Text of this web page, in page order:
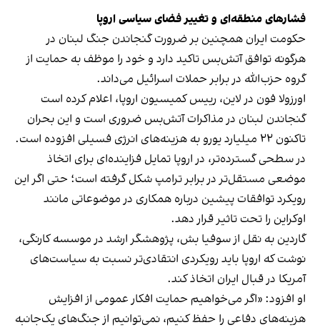
فشارهای منطقه‌ای و تغییر فضای سیاسی اروپا
حکومت ایران همچنین بر ضرورت گنجاندن جنگ لبنان در
هرگونه توافق آتش‌بس تاکید دارد و خود را موظف به حمایت از
گروه حزب‌الله در برابر حملات اسرائیل می‌داند.
اورزولا فون در لاین، رییس کمیسیون اروپا، اعلام کرده است
گنجاندن لبنان در مذاکرات آتش‌بس ضروری است و این بحران
تاکنون ۲۲ میلیارد یورو به هزینه‌های انرژی فسیلی افزوده است.
در سطحی گسترده‌تر، در اروپا تمایل فزاینده‌ای برای اتخاذ
موضعی مستقل‌تر در برابر ترامپ شکل گرفته است؛ حتی اگر این
رویکرد توافقات پیشین درباره همکاری در موضوعاتی مانند
اوکراین را تحت تاثیر قرار دهد.
گاردین به نقل از سوفیا بش، پژوهشگر ارشد در موسسه کارنگی،
نوشت که اروپا باید رویکردی انتقادی‌تر نسبت به سیاست‌های
آمریکا در قبال ایران اتخاذ کند.
او افزود: «اگر می‌خواهیم حمایت افکار عمومی از افزایش
هزینه‌های دفاعی را حفظ کنیم، نمی‌توانیم از جنگ‌های یک‌جانبه